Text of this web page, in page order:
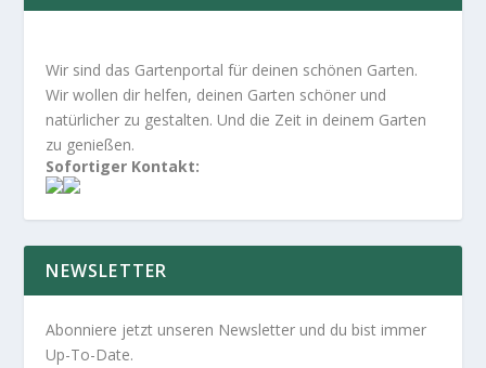
Wir sind das Gartenportal für deinen schönen Garten.
Wir wollen dir helfen, deinen Garten schöner und
natürlicher zu gestalten. Und die Zeit in deinem Garten
zu genießen.
Sofortiger Kontakt:
NEWSLETTER
Abonniere jetzt unseren Newsletter und du bist immer
Up-To-Date.